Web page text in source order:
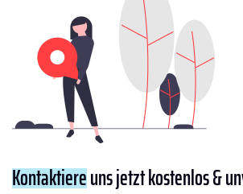
Kontaktiereuns jetzt kostenlos &